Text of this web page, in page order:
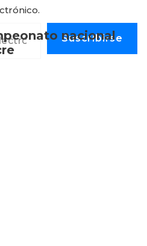
nacional
Suscribirse